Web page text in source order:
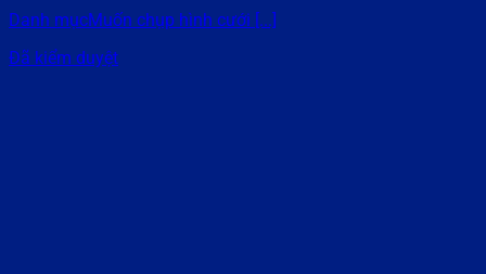
Danh mụcMuốn chụp hình cưới [...]
Đã kiểm duyệt